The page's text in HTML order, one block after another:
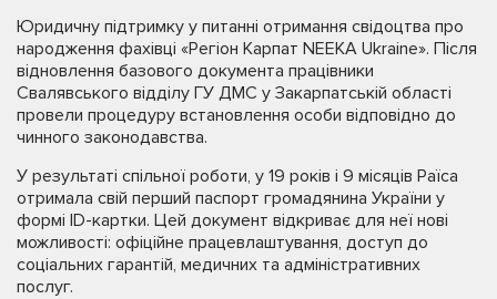
Юридичну підтримку у питанні отримання свідоцтва про
народження фахівці «Регіон Карпат NEEKA Ukraine». Після
відновлення базового документа працівники
Свалявського відділу ГУ ДМС у Закарпатській області
провели процедуру встановлення особи відповідно до
чинного законодавства.
У результаті спільної роботи, у 19 років і 9 місяців Раїса
отримала свій перший паспорт громадянина України у
формі ID-картки. Цей документ відкриває для неї нові
можливості: офіційне працевлаштування, доступ до
соціальних гарантій, медичних та адміністративних
послуг.